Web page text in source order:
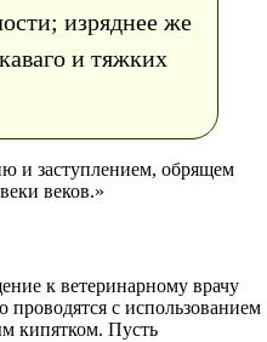
изряднее же
и тяжких
и заступлением, обрящем
веков.»
к ветеринарному врачу
проводятся с использованием
кипятком. Пусть